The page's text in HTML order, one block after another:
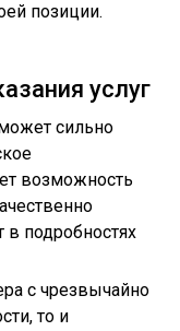
позиции.
услуг
сильно
возможность
в подробностях
с чрезвычайно
то и